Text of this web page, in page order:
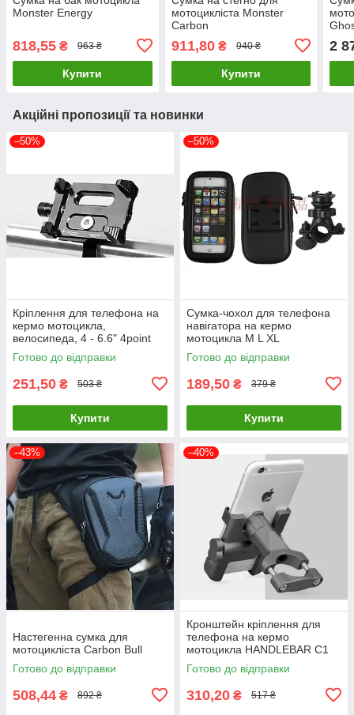
Monster Energy
818,55 ₴ 963 ₴
Купити
мотоцикліста Monster
Carbon
911,80₴ 940 ₴
Купити
2
Акційні пропозиції та новинки
–50%
Кріплення для телефона на
кермо мотоцикла,
велосипеда, 4 - 6.6" 4point
Готово до відправки
251,50 ₴ 503 ₴
Купити
–50%
Сумка-чохол для телефона
навігатора на кермо
мотоцикла M L XL
Готово до відправки
189,50 ₴ 379 ₴
Купити
–43%
Настегенна сумка для
мотоцикліста Carbon Bull
Готово до відправки
508,44 ₴ 892 ₴
–40%
Кронштейн кріплення для
телефона на кермо
мотоцикла HANDLEBAR С1
Готово до відправки
310,20 ₴ 517 ₴